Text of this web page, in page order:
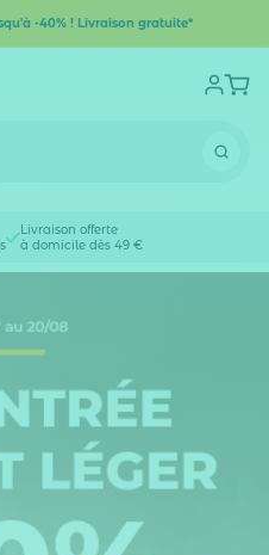
-40% ! Livraison gratuite*
Livraison offerte
à domicile dès 49 €